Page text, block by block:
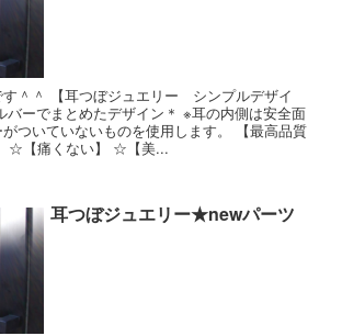
す＾＾ 【耳つぼジュエリー シンプルデザイ
バーでまとめたデザイン＊ ※耳の内側は安全面
ついていないものを使用します。 【最高品質
☆【痛くない】 ☆【美...
耳つぼジュエリー★newパーツ